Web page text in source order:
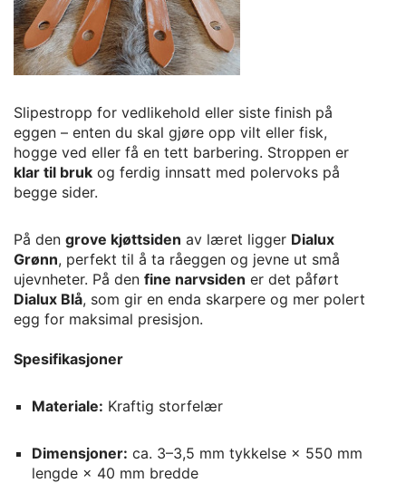
Slipestropp for vedlikehold eller siste finish på
eggen – enten du skal gjøre opp vilt eller fisk,
hogge ved eller få en tett barbering. Stroppen er
klar til bruk og ferdig innsatt med polervoks på
begge sider.
På den grove kjøttsiden av læret ligger Dialux
Grønn, perfekt til å ta råeggen og jevne ut små
ujevnheter. På den fine narvsiden er det påført
Dialux Blå, som gir en enda skarpere og mer polert
egg for maksimal presisjon.
Spesifikasjoner
Materiale: Kraftig storfelær
Dimensjoner: ca. 3–3,5 mm tykkelse × 550 mm
lengde × 40 mm bredde